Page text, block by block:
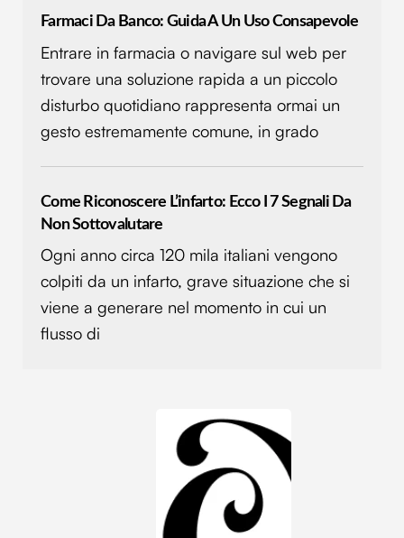
Farmaci Da Banco: Guida A Un Uso Consapevole
Entrare in farmacia o navigare sul web per
trovare una soluzione rapida a un piccolo
disturbo quotidiano rappresenta ormai un
gesto estremamente comune, in grado
Come Riconoscere L’infarto: Ecco I 7 Segnali Da
Non Sottovalutare
Ogni anno circa 120 mila italiani vengono
colpiti da un infarto, grave situazione che si
viene a generare nel momento in cui un
flusso di